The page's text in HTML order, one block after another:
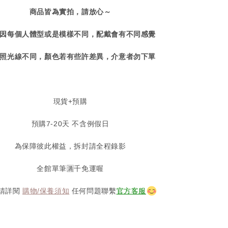
商品皆為實拍，請放心～
每個人體型或是模樣不同，配戴會有不同感覺
光線不同，顏色若有些許差異，介意者勿下單
現貨+預購
預購7-20天 不含例假日
為保障彼此權益，拆封請全程錄影
全館單筆🈵️千免運喔
詳閱 購物/保養須知 任何問題聯繫官方客服